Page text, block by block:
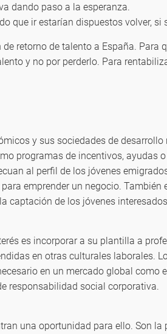
dando paso a la esperanza.
que ir estarían dispuestos volver,
retorno de talento a España. Para
y no por perderlo. Para
y sus sociedades de
programas de incentivos, ayudas
al perfil de los jóvenes
emprender un negocio.
captación de los jóvenes
es incorporar a su plantilla a
en otras culturales laborales.
en un mercado global como
responsabilidad social corporativa.
una oportunidad para ello. Son